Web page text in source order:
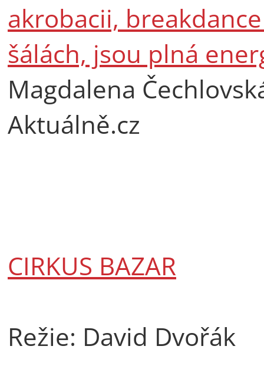
akrobacii,
šálách, jsou plná
Magdalena
Aktuálně.cz
CIRKUS BAZAR
Režie: David Dvořák